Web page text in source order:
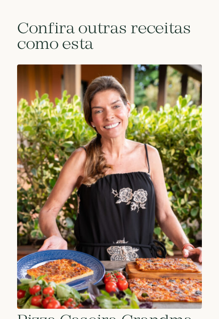
Confira outras receitas
como esta